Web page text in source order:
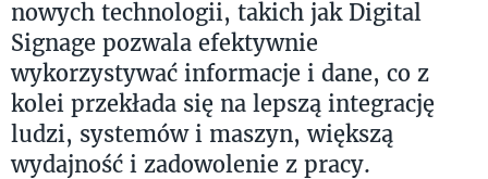
nowych technologii, takich jak Digital
Signage pozwala efektywnie
wykorzystywać informacje i dane, co z
kolei przekłada się na lepszą integrację
ludzi, systemów i maszyn, większą
wydajność i zadowolenie z pracy.